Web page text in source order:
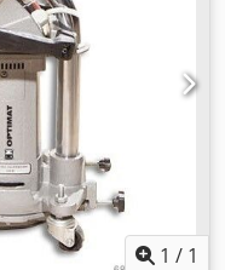
1 / 1